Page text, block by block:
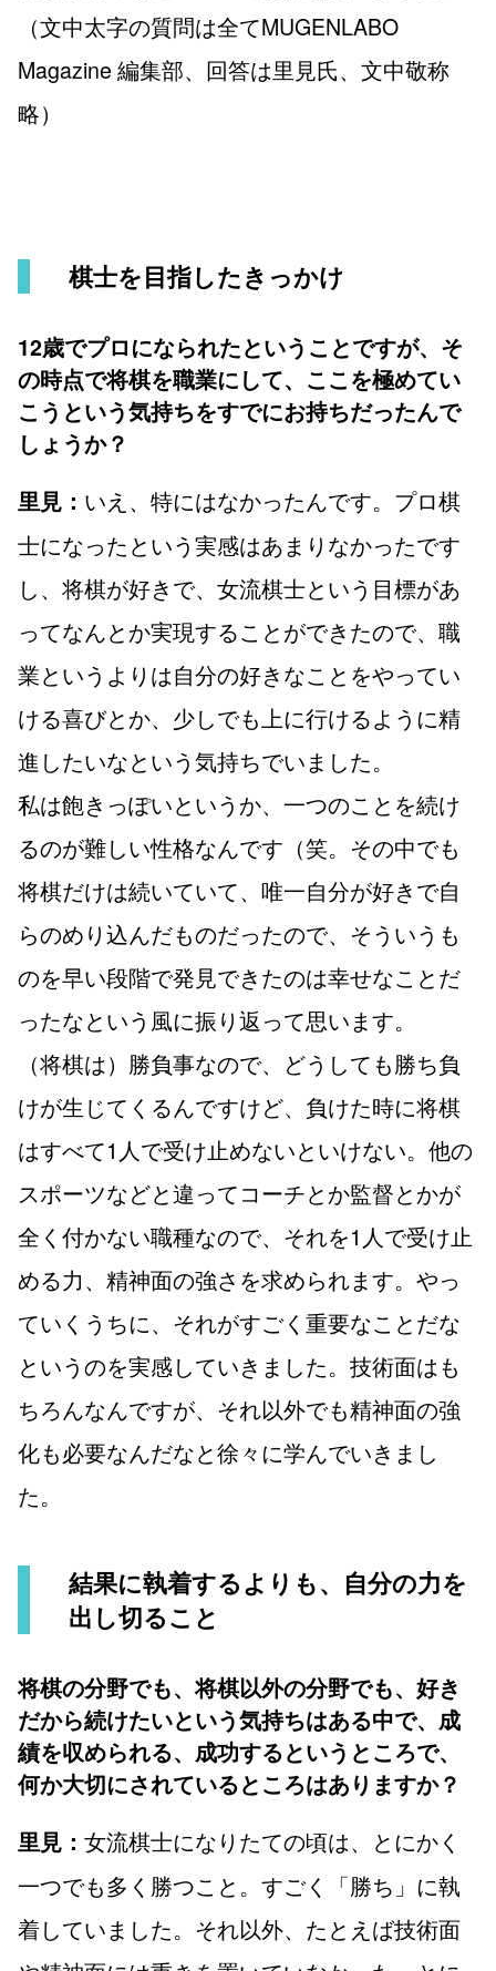
（文中太字の質問は全てMUGENLABO
Magazine 編集部、回答は里見氏、文中敬称
略）
棋士を目指したきっかけ
12歳でプロになられたということですが、そ
の時点で将棋を職業にして、ここを極めてい
こうという気持ちをすでにお持ちだったんで
しょうか？
里見： いえ、特にはなかったんです。プロ棋
士になったという実感はあまりなかったです
し、将棋が好きで、女流棋士という目標があ
ってなんとか実現することができたので、職
業というよりは自分の好きなことをやってい
ける喜びとか、少しでも上に行けるように精
進したいなという気持ちでいました。
私は飽きっぽいというか、一つのことを続け
るのが難しい性格なんです（笑。その中でも
将棋だけは続いていて、唯一自分が好きで自
らのめり込んだものだったので、そういうも
のを早い段階で発見できたのは幸せなことだ
ったなという風に振り返って思います。
（将棋は）勝負事なので、どうしても勝ち負
けが生じてくるんですけど、負けた時に将棋
はすべて1人で受け止めないといけない。他の
スポーツなどと違ってコーチとか監督とかが
全く付かない職種なので、それを1人で受け止
める力、精神面の強さを求められます。やっ
ていくうちに、それがすごく重要なことだな
というのを実感していきました。技術面はも
ちろんなんですが、それ以外でも精神面の強
化も必要なんだなと徐々に学んでいきまし
た。
結果に執着するよりも、自分の力を
出し切ること
将棋の分野でも、将棋以外の分野でも、好き
だから続けたいという気持ちはある中で、成
績を収められる、成功するというところで、
何か大切にされているところはありますか？
里見： 女流棋士になりたての頃は、とにかく
一つでも多く勝つこと。すごく「勝ち」に執
着していました。それ以外、たとえば技術面